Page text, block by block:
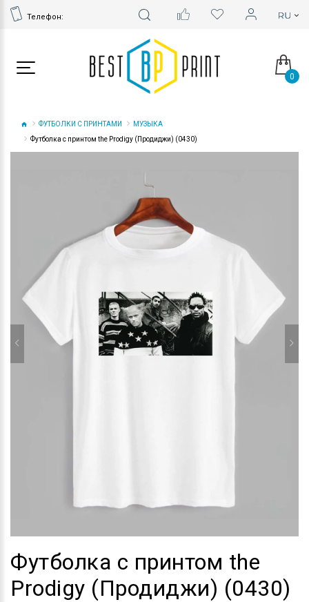
Телефон:
0
ФУТБОЛКИ С ПРИНТАМИ
МУЗЫКА
Футболка с принтом the Prodigy (Продиджи) (0430)
Футболка с принтом the
Prodigy (Продиджи) (0430)